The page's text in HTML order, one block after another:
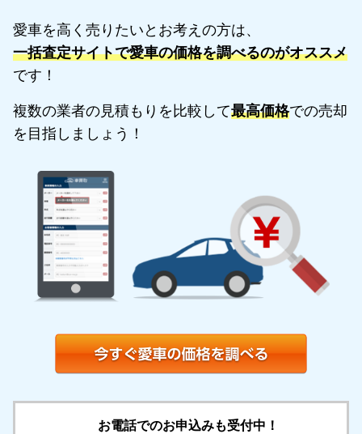
愛車を高く売りたいとお考えの方は、
一括査定サイトで愛車の価格を調べるのがオススメ
です！
複数の業者の見積もりを比較して最高価格での売却
を目指しましょう！
お電話でのお申込みも受付中！